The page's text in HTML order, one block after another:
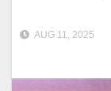
AUG 11, 2025